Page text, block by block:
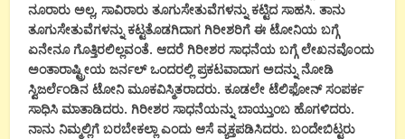
ನೂರಾರು ಅಲ್ಲ, ಸಾವಿರಾರು ತೂಗುಸೇತುವೆಗಳನ್ನು ಕಟ್ಟಿದ ಸಾಹಸಿ. ತಾನು
ತೂಗುಸೇತುವೆಗಳನ್ನು ಕಟ್ಟತೊಡಗಿದಾಗ ಗಿರೀಶರಿಗೆ ಈ ಟೋನಿಯ ಬಗ್ಗೆ
ಏನೇನೂ ಗೊತ್ತಿರಲಿಲ್ಲವಂತೆ. ಆದರೆ ಗಿರೀಶರ ಸಾಧನೆಯ ಬಗ್ಗೆ ಲೇಖನವೊಂದು
ಅಂತಾರಾಷ್ಟ್ರೀಯ ಜರ್ನಲ್ ಒಂದರಲ್ಲಿ ಪ್ರಕಟವಾದಾಗ ಅದನ್ನು ನೋಡಿ
ಸ್ವಿಜರ್ಲೆಂಡಿನ ಟೋನಿ ಮೂಕವಿಸ್ಮಿತರಾದರು. ಕೂಡಲೇ ಟೆಲಿಫೋನ್ ಸಂಪರ್ಕ
ಸಾಧಿಸಿ ಮಾತಾಡಿದರು. ಗಿರೀಶರ ಸಾಧನೆಯನ್ನು ಬಾಯ್ತುಂಬ ಹೊಗಳಿದರು.
ನಾನು ನಿಮ್ಮಲ್ಲಿಗೆ ಬರಬೇಕಲ್ಲಾ ಎಂದು ಆಸೆ ವ್ಯಕ್ತಪಡಿಸಿದರು. ಬಂದೇಬಿಟ್ಟರು